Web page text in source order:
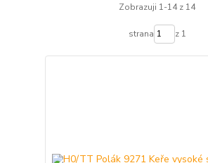
Zobrazuji 1-14 z 14
strana z 1